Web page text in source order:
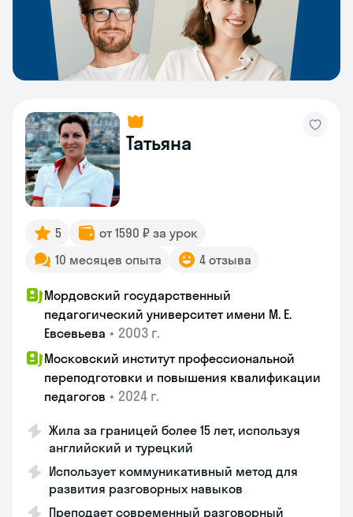
Татьяна
5
от 1590 ₽ за урок
10 месяцев опыта
4 отзыва
Мордовский государственный
педагогический университет имени М. Е.
Евсевьева • 2003 г.
Московский институт профессиональной
переподготовки и повышения квалификации
педагогов • 2024 г.
Жила за границей более 15 лет, используя
английский и турецкий
Использует коммуникативный метод для
развития разговорных навыков
Преподает современный разговорный